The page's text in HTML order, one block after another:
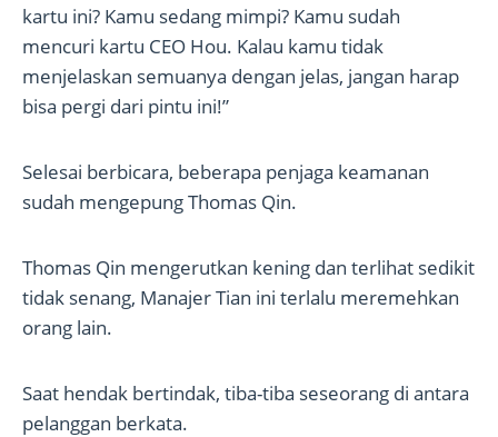
kartu ini? Kamu sedang mimpi? Kamu sudah
mencuri kartu CEO Hou. Kalau kamu tidak
menjelaskan semuanya dengan jelas, jangan harap
bisa pergi dari pintu ini!”
Selesai berbicara, beberapa penjaga keamanan
sudah mengepung Thomas Qin.
Thomas Qin mengerutkan kening dan terlihat sedikit
tidak senang, Manajer Tian ini terlalu meremehkan
orang lain.
Saat hendak bertindak, tiba-tiba seseorang di antara
pelanggan berkata.